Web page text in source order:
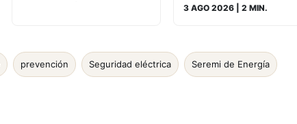
3 AGO 2026 | 2 MIN.
prevención Seguridad eléctrica Seremi de Energía